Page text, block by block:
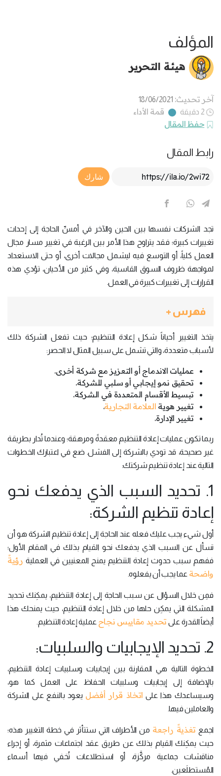
المؤلف
هيئة التحرير
آخر تحديث: 18/06/2021
2 دقيقة
قمة الأداء
حفظ المقال
رابط المقال
Article Link
شارك
تجد الشركات نفسها بين الحين والآخر في أمسِّ الحاجة إلى إحداث
تغييرات كبيرة؛ فقد يتراوح هذا الأمر بين الرغبة في تغيير مسار مجال
العمل كلياً، أو التوسع فيه ليشمل مجالات أخرى، أو حتى الاستعداد
لمواجهة ظروف السوق القاسية، وفي كثير من الأحيان، تؤدي هذه
القرارات إلى تغييرات كبيرة في العمل.
فهرس +
يتخذ التغيير أحياناً شكل إعادة التنظيم؛ حيث تفعل الشركة ذلك
لأسباب متعددة، والتي تشمل على سبيل المثال لا الحصر:
عمليات الاندماج أو التعزيز مع شركة أخرى.
تحقيق نمو إيجابي أو سلبي للشركة.
تبسيط الأقسام المتعددة في الشركة.
تغيير هوية العلامة التجارية.
تغيير الإدارة.
ربما تكون عمليات إعادة التنظيم معقدةً ومرهقة؛ وعندما تُدار بطريقة
غير صحيحة، قد تودي بالشركة إلى الفشل. ضع في اعتبارك الخطوات
التالية عند إعادة تنظيم شركتك:
1. تحديد السبب الذي يدفعك نحو
إعادة تنظيم الشركة:
أول شيء يجب عليك فعله عند الحاجة إلى إعادة تنظيم الشركة هو أن
تسأل عن السبب الذي يدفعك نحو القيام بذلك في المقام الأول؛
ففهم سبب حدوث إعادة التنظيم يمنح المعنيين في العملية رؤيةً
واضحة عما يجب أن يفعلوه.
فمِن خلال السؤال عن سبب الحاجة إلى إعادة التنظيم، يمكِنك تحديد
المشكلة التي يمكِن حلها من خلال إعادة التنظيم، حيث يمنحك هذا
أيضاً القدرة على تحديد مقاييس نجاح عملية إعادة التنظيم.
2. تحديد الإيجابيات والسلبيات:
الخطوة التالية هي المقارنة بين إيجابيات وسلبيات إعادة التنظيم،
بالإضافة إلى إيجابيات وسلبيات الحفاظ على العمل كما هو،
وسيساعدك هذا على اتخاذ قرار أفضل يعود بالنفع على الشركة
والعاملين فيها.
اجمع تغذيةً راجعة من الأطراف التي ستتأثر في خطة التغيير هذه؛
حيث يمكِنك القيام بذلك عن طريق عقد اجتماعات مثمرة، أو إجراء
مناقشات جماعية مركَّزة، أو استطلاعات تُخفي فيها أسماء
المُستطلَعين.